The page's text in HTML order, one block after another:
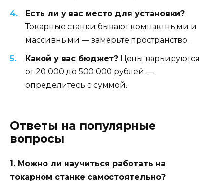
Есть ли у вас место для установки?
Токарные станки бывают компактными и
массивными — замерьте пространство.
Какой у вас бюджет? Цены варьируются
от 20 000 до 500 000 рублей —
определитесь с суммой.
Ответы на популярные
вопросы
1. Можно ли научиться работать на
токарном станке самостоятельно?